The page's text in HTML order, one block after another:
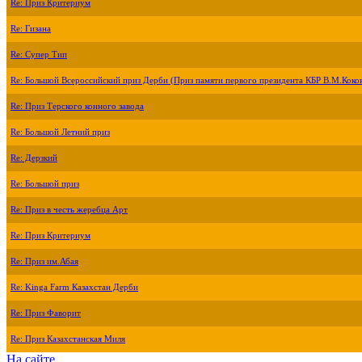
Re: Приз Критериум
Re: Гизана
Re: Супер Тип
Re: Большой Всероссийский приз Дерби (Приз памяти первого президента КБР
Re: Приз Терского конного завода
Re: Большой Летний приз
Re: Дерзкий
Re: Большой приз
Re: Приз в честь жеребца Арт
Re: Приз Критериум
Re: Приз им.Абая
Re: Kinga Farm Казахстан Дерби
Re: Приз Фаворит
Re: Приз Казахстанская Миля
На сайте